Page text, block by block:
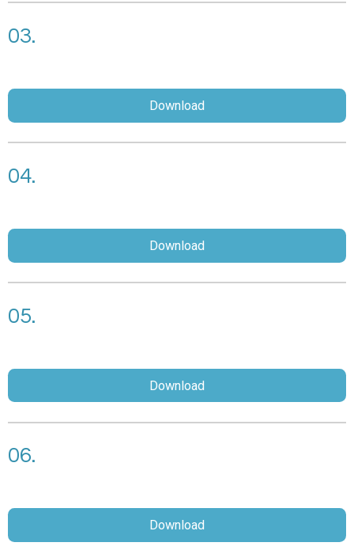
03.
Download
04.
Download
05.
Download
06.
Download